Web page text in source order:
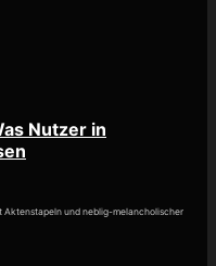
Nutzer in